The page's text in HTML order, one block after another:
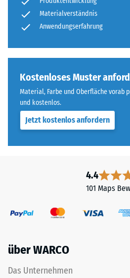
Materialverständnis
Anwendungserfahrung
Kostenloses Muster
Material, Farbe und Oberfläche vorab
und kostenlos.
Jetzt kostenlos anfordern
4.4
101 Maps
über WARCO
Das Unternehmen